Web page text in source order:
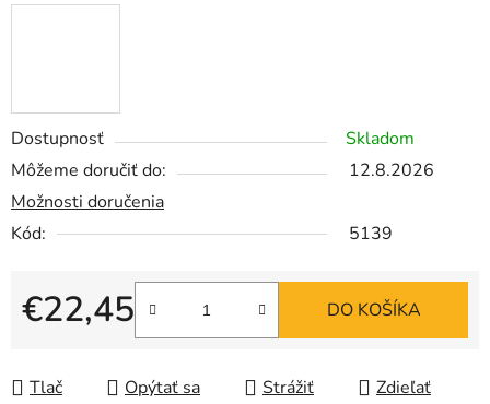
Dostupnosť
Skladom
Môžeme doručiť do:
12.8.2026
Možnosti doručenia
Kód:
5139
€22,45
Jednotková cena:
DO KOŠÍKA
Tlač Opýtať sa Strážiť Zdieľať